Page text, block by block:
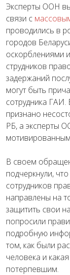
Эксперты ООН
связи с
проводились в
городов
оскорблениями
струдников
задержаний
могут быть
сотрудника
признано
РБ, а эксперты
В своем
подчеркнули,
сотрудников
направлены на
защитить свои
попросили
подробную
том, как были
человека и
потерпевшим.